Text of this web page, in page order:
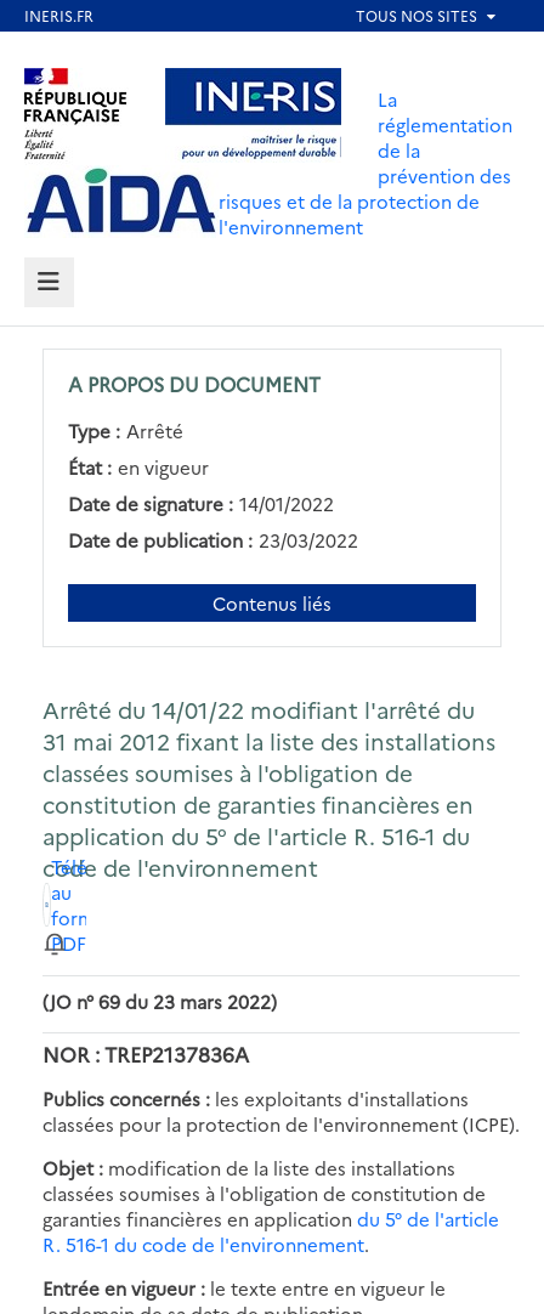
contenu
principal
Aller au contenu Aller au menu
Aller au pied de page
La
réglementation
de la
prévention des
risques et de la protection de
l'environnement
MENU
A PROPOS DU DOCUMENT
Type : Arrêté
État : en vigueur
Date de signature : 14/01/2022
Date de publication : 23/03/2022
Contenus liés
Arrêté du 14/01/22 modifiant l'arrêté du
31 mai 2012 fixant la liste des installations
classées soumises à l'obligation de
constitution de garanties financières en
application du 5° de l'article R. 516-1 du
code de l'environnement
Télécharger
au
format
PDF
(JO n° 69 du 23 mars 2022)
NOR : TREP2137836A
Publics concernés : les exploitants d'installations
classées pour la protection de l'environnement (ICPE).
Objet : modification de la liste des installations
classées soumises à l'obligation de constitution de
garanties financières en application du 5° de l'article
R. 516-1 du code de l'environnement.
Entrée en vigueur : le texte entre en vigueur le